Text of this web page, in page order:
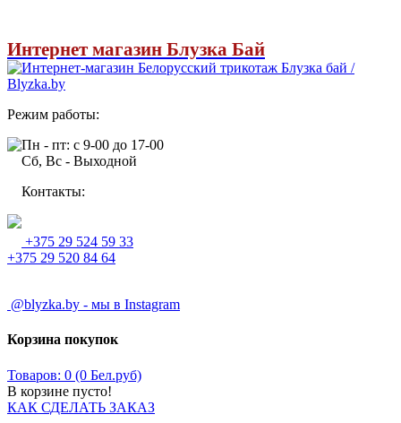
Интернет магазин Блузка Бай
Режим работы:
Пн - пт: с 9-00 до 17-00
Сб, Вс - Выходной
Контакты:
+375 29 524 59 33
+375 29 520 84 64
@blyzka.by - мы в Instagram
Корзина покупок
Товаров: 0 (0 Бел.руб)
В корзине пусто!
КАК СДЕЛАТЬ ЗАКАЗ